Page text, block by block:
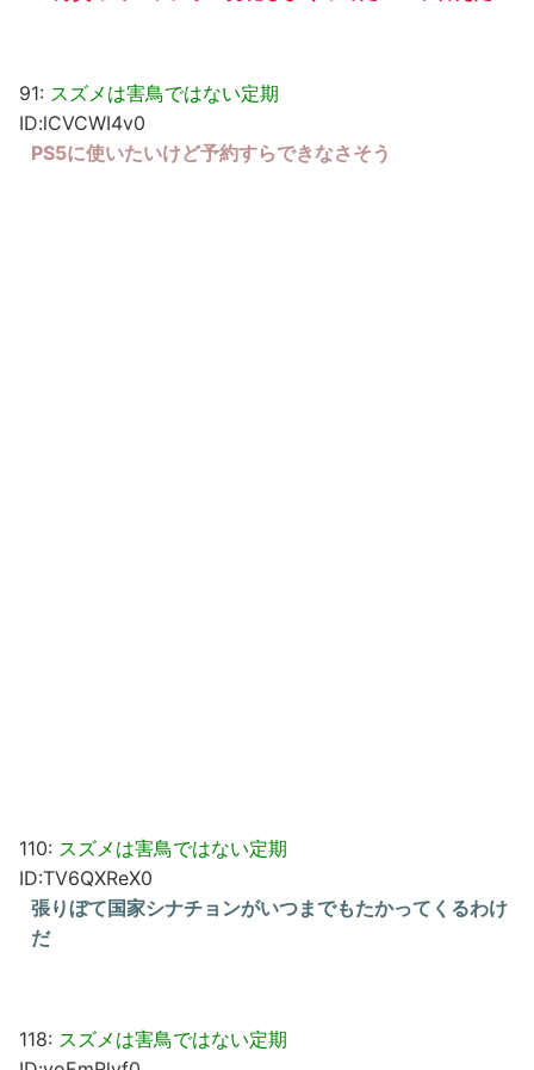
91: スズメは害鳥ではない定期
ID:lCVCWI4v0
PS5に使いたいけど予約すらできなさそう
110: スズメは害鳥ではない定期
ID:TV6QXReX0
張りぼて国家シナチョンがいつまでもたかってくるわけ
だ
118: スズメは害鳥ではない定期